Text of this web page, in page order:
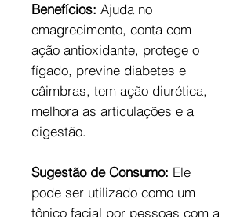
Benefícios: Ajuda no
emagrecimento, conta com
ação antioxidante, protege o
fígado, previne diabetes e
câimbras, tem ação diurética,
melhora as articulações e a
digestão.
Sugestão de Consumo: Ele
pode ser utilizado como um
tônico facial por pessoas com a